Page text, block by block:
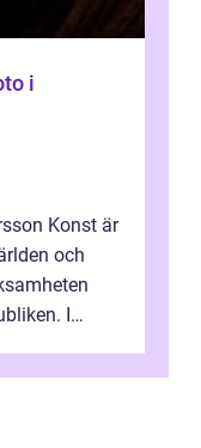
i
Konst är
och
I